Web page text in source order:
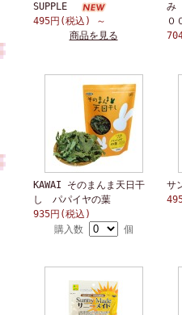
SUPPLE
495円(税込)
～
商品を見る
み
０
KAWAI そのまんま天日干
し パパイヤの葉
935円(税込)
購入数
個
サ